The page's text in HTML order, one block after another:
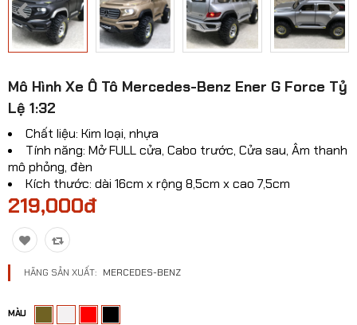
Mô hình quân sự
Mô hình Xe cổ
Tỷ lệ mô hình
Mô hình lắp ráp
Máy bay dân sự
Mô hình nhân vật
Mô Hình Xe Ô Tô Mercedes-Benz Ener G Force Tỷ
Lệ 1:32
Chất liệu: Kim loại, nhựa
Tính năng: Mở FULL cửa, Cabo trước, Cửa sau, Âm thanh
mô phỏng, đèn
Kích thước: dài 16cm x rộng 8,5cm x cao 7,5cm
219,000đ
HÃNG SẢN XUẤT: MERCEDES-BENZ
MÀU